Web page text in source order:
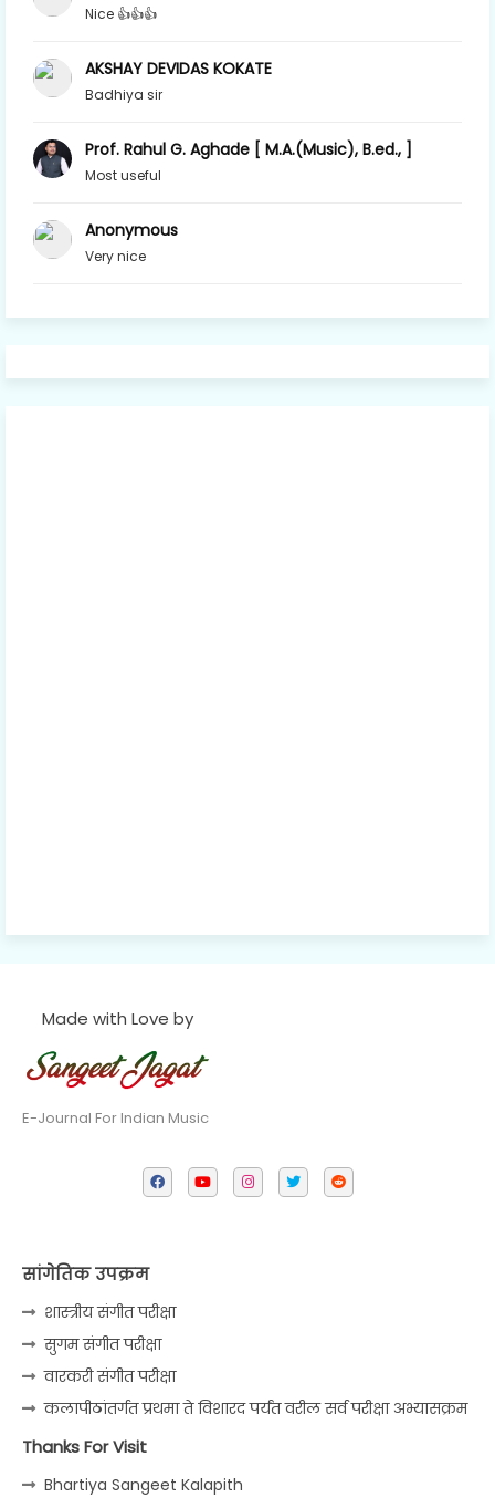
Nice 👍👍👍
AKSHAY DEVIDAS KOKATE
Badhiya sir
Prof. Rahul G. Aghade [ M.A.(Music), B.ed., ]
Most useful
Anonymous
Very nice
Made with Love by
E-Journal For Indian Music
सांगेतिक उपक्रम
शास्त्रीय संगीत परीक्षा
सुगम संगीत परीक्षा
वारकरी संगीत परीक्षा
कलापीठांतर्गत प्रथमा ते विशारद पर्यंत वरील सर्व परीक्षा अभ्यासक्रम
Thanks For Visit
Bhartiya Sangeet Kalapith